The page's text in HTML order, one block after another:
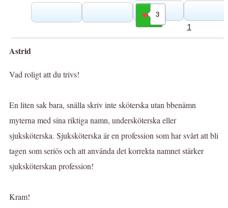
3
Gilla
1
Astrid
Vad roligt att du trivs!
En liten sak bara, snälla skriv inte sköterska utan bbenämn
myterna med sina riktiga namn, undersköterska eller
sjuksköterska. Sjuksköterska är en profession som har svårt att bli
tagen som seriös och att använda det korrekta namnet stärker
sjuksköterskan profession!
Kram!